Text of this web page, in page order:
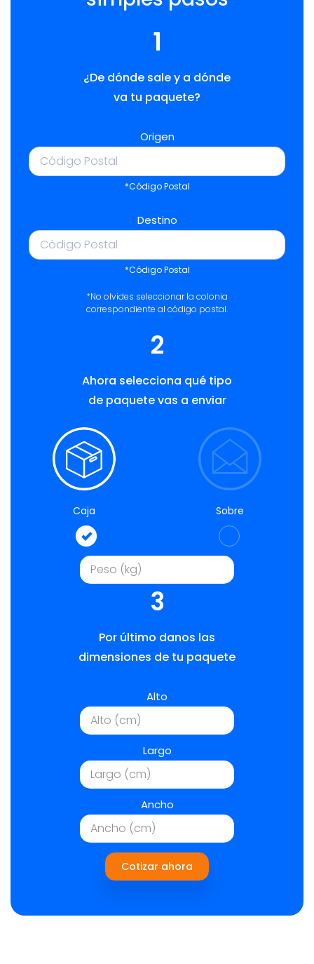
1
¿De dónde sale y a dónde
va tu paquete?
Origen
*Código Postal
Destino
*Código Postal
*No olvides seleccionar la colonia
correspondiente al código postal.
2
Ahora selecciona qué tipo
de paquete vas a enviar
Caja Sobre
3
Por último danos las
dimensiones de tu paquete
Alto
Largo
Ancho
Cotizar ahora